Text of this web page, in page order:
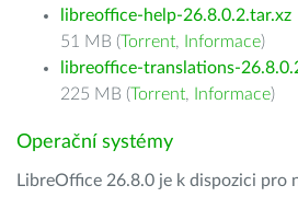
libreoffice-help-26.8.0.2.tar.xz
51 MB (Torrent, Informace)
libreoffice-translations-
225 MB (Torrent, Informace)
Operační systémy
LibreOffice 26.8.0 je k dispozici pro